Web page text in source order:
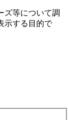
ズ等について調
⽰する⽬的で